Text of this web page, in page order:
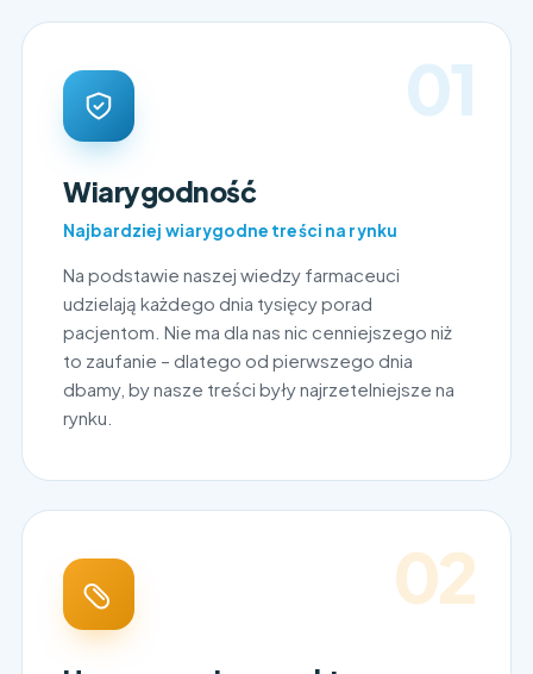
01
Wiarygodność
Najbardziej wiarygodne treści na rynku
Na podstawie naszej wiedzy farmaceuci
udzielają każdego dnia tysięcy porad
pacjentom. Nie ma dla nas nic cenniejszego niż
to zaufanie – dlatego od pierwszego dnia
dbamy, by nasze treści były najrzetelniejsze na
rynku.
02